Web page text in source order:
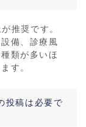
推奨です。
備、診療風
類が多いほ
す。
投稿は必要で